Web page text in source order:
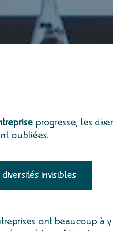
progresse, les
oubliées.
invisibles
ont beaucoup à y